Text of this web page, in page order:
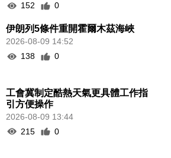
152
0
伊朗列5條件重開霍爾木茲海峽
2026-08-09 14:52
138
0
工會冀制定酷熱天氣更具體工作指
引方便操作
2026-08-09 13:44
215
0